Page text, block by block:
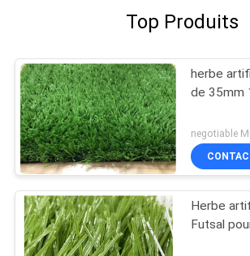
Top Produits
herbe
de 35mm
negotiable
Herbe
Futsal